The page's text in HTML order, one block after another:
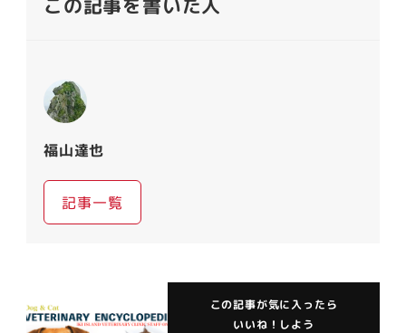
この記事を書いた人
福山達也
記事一覧
この記事が気に入ったら
いいね！しよう